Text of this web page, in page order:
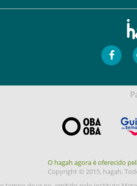
O hagah agora é oferecido
Copyright © 2015, hagah.